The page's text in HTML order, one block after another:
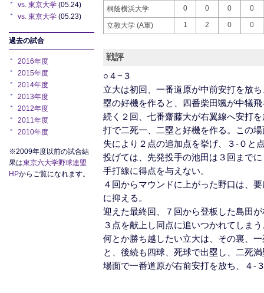
vs. 東京大学 (05.24)
vs. 東京大学 (05.23)
過去の試合
2016年度
2015年度
2014年度
2013年度
2012年度
2011年度
2010年度
※2009年度以前の試合結
果は東京六大学野球連盟
HPからご覧になれます。
桐蔭横浜大学 0 0 0 0
立教大学 (A軍) 1 2 0 0
戦評
○４−３
立大は初回、一番道原が中前安打を放
塁の好機を作ると、四番柴田颯が中犠
続く２回、七番齋藤大が右翼線へ安打
打で二死一、二塁と好機を作る。この
失により２点の追加点を挙げ、３-０と
投げては、先発投手の池田は３回まで
手打線に得点を与えない。
４回からマウンドに上がった野口は、
に抑える。
迎えた最終回、７回から登板した島田
３点を献上し同点に追いつかれてしまう
何とか勝ち越したい立大は、その裏、
と、後続も四球、死球で出塁し、二死
場面で一番道原が右前安打を放ち、４-